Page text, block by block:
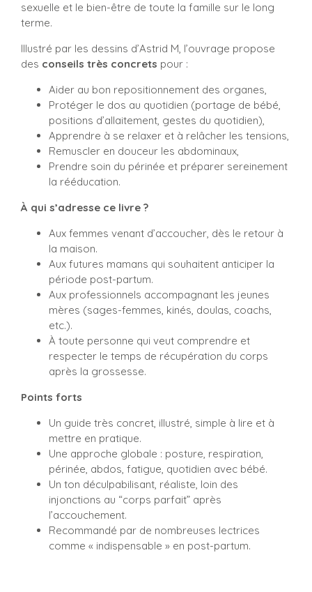
sexuelle et le bien-être de toute la famille sur le long
terme.
Illustré par les dessins d’Astrid M, l’ouvrage propose
des conseils très concrets pour :
Aider au bon repositionnement des organes,
Protéger le dos au quotidien (portage de bébé,
positions d’allaitement, gestes du quotidien),
Apprendre à se relaxer et à relâcher les tensions,
Remuscler en douceur les abdominaux,
Prendre soin du périnée et préparer sereinement
la rééducation.
À qui s’adresse ce livre ?
Aux femmes venant d’accoucher, dès le retour à
la maison.
Aux futures mamans qui souhaitent anticiper la
période post-partum.
Aux professionnels accompagnant les jeunes
mères (sages-femmes, kinés, doulas, coachs,
etc.).
À toute personne qui veut comprendre et
respecter le temps de récupération du corps
après la grossesse.
Points forts
Un guide très concret, illustré, simple à lire et à
mettre en pratique.
Une approche globale : posture, respiration,
périnée, abdos, fatigue, quotidien avec bébé.
Un ton déculpabilisant, réaliste, loin des
injonctions au “corps parfait” après
l’accouchement.
Recommandé par de nombreuses lectrices
comme « indispensable » en post-partum.